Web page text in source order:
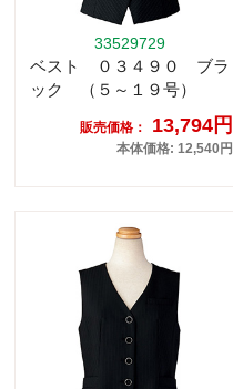
33529729
ベスト ０３４９０ ブラ
ック （５～１９号）
販売価格： 13,794円
本体価格: 12,540円